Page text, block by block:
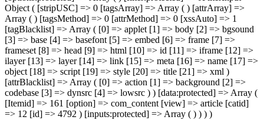
Object ( [stripUSC] => 0 [tagsArray] => Array ( ) [attrArray] =>
Array ( ) [tagsMethod] => 0 [attrMethod] => 0 [xssAuto] => 1
[tagBlacklist] => Array ( [0] => applet [1] => body [2] => bgsound
[3] => base [4] => basefont [5] => embed [6] => frame [7] =>
frameset [8] => head [9] => html [10] => id [11] => iframe [12] =>
ilayer [13] => layer [14] => link [15] => meta [16] => name [17] =>
object [18] => script [19] => style [20] => title [21] => xml )
[attrBlacklist] => Array ( [0] => action [1] => background [2] =>
codebase [3] => dynsrc [4] => lowsrc ) ) [data:protected] => Array (
[Itemid] => 161 [option] => com_content [view] => article [catid]
=> 12 [id] => 4792 ) [inputs:protected] => Array ( ) ) ) )